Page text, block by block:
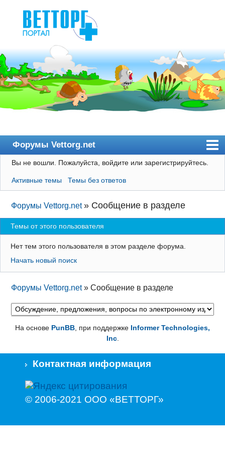
Форумы Vettorg.net
Главная
Пользователи
Правила
Поиск
Регистрация
Вход
Вы не вошли. Пожалуйста, войдите или зарегистрируйтесь.
Активные темы Темы без ответов
Форумы Vettorg.net » Сообщение в разделе
Темы от этого пользователя
Нет тем этого пользователя в этом разделе форума.
Начать новый поиск
Форумы Vettorg.net »Сообщение в разделе
На основе PunBB , при поддержке Informer Technologies,
Inc.
Контактная информация
© 2006-2021 ООО «ВЕТТОРГ»